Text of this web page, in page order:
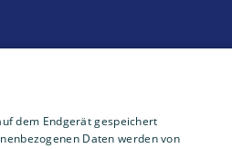
dem Endgerät gespeichert
Daten werden von